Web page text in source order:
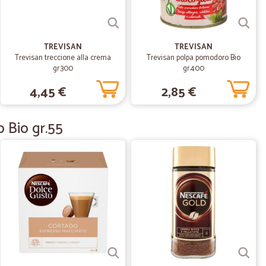
20/12/2020
italia…
!!! Facile acquistare online e spedizione puntuale.
18/03/2019
TREVISAN
Trevisan treccione alla crema
gr.300
4,45 €
TREVISAN
Trevisan polpa pomodoro Bio
gr.400
2,85 €
Bio gr.55